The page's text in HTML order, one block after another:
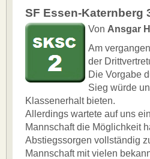
SF Essen-Katernberg
Von Ansgar
Am
der
Die Vorgabe
Sieg würde
Klassenerhalt bieten.
Allerdings wartete auf uns
Mannschaft die Möglichkeit
Abstiegssorgen vollständig
Mannschaft mit vielen